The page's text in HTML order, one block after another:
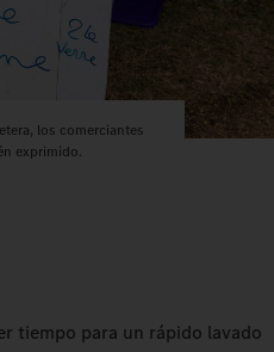
los comerciantes
exprimido.
tiempo para un rápido lavado